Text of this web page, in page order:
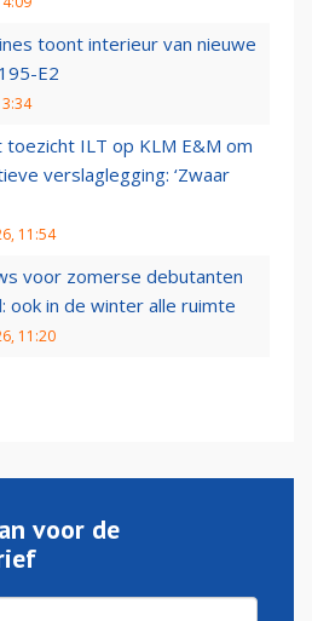
toont interieur van nieuwe
E2
ILT op KLM E&M om
verslaglegging: ‘Zwaar
11:54
voor zomerse debutanten
ook in de winter alle ruimte
11:20
voor de